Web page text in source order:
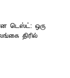
டெஸ்ட்: ஒரு
திரில்